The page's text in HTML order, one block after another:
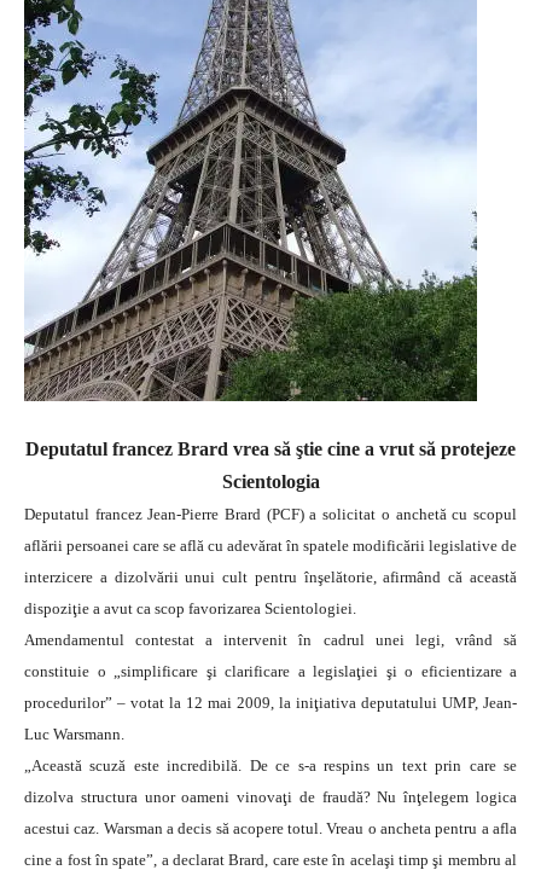
Deputatul francez Brard vrea să ştie cine a vrut să protejeze
Scientologia
Deputatul francez Jean-Pierre Brard (PCF) a solicitat o anchetă cu scopul
aflării persoanei care se află cu adevărat în spatele modificării legislative de
interzicere a dizolvării unui cult pentru înşelătorie, afirmând că această
dispoziţie a avut ca scop favorizarea Scientologiei.
Amendamentul contestat a intervenit în cadrul unei legi, vrând să
constituie o „simplificare şi clarificare a legislaţiei şi o eficientizare a
procedurilor” – votat la 12 mai 2009, la iniţiativa deputatului UMP, Jean-
Luc Warsmann.
„Această scuză este incredibilă. De ce s-a respins un text prin care se
dizolva structura unor oameni vinovaţi de fraudă? Nu înţelegem logica
acestui caz. Warsman a decis să acopere totul. Vreau o ancheta pentru a afla
cine a fost în spate”, a declarat Brard, care este în acelaşi timp şi membru al